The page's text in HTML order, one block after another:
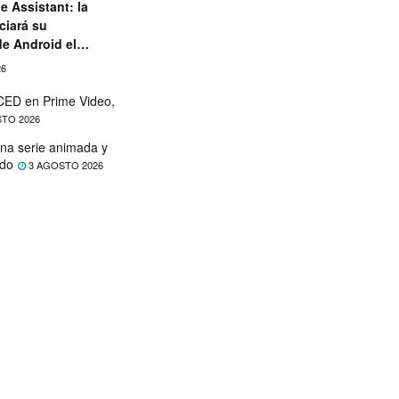
Assistant: la
su
Android el
en Prime Video,
2026
serie animada y
3 AGOSTO 2026